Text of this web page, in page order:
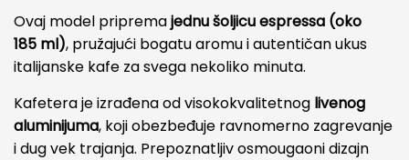
Ovaj model pripremajednu šoljicu espressa (oko
185 ml), pružajući bogatu aromu i autentičan ukus
italijanske kafe za svega nekoliko minuta.
Kafetera je izrađena od visokokvalitetnog livenog
aluminijuma, koji obezbeđuje ravnomerno zagrevanje
i dug vek trajanja. Prepoznatljiv osmougaoni dizajn